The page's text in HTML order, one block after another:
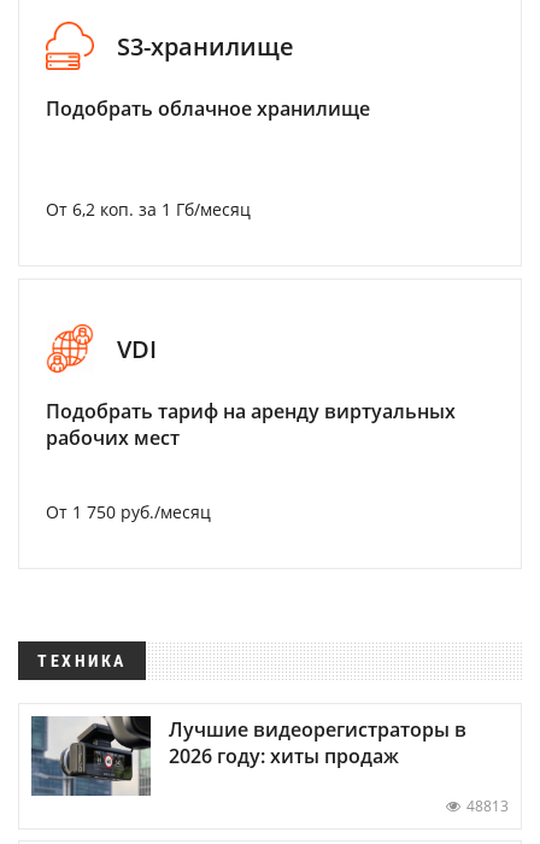
S3-хранилище
Подобрать облачное хранилище
От 6,2 коп. за 1 Гб/месяц
VDI
Подобрать тариф на аренду виртуальных
рабочих мест
От 1 750 руб./месяц
ТЕХНИКА
Лучшие видеорегистраторы в
2026 году: хиты продаж
48813